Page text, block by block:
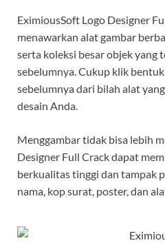
EximiousSoft Logo Designer
menawarkan alat gambar
serta koleksi besar objek yang
sebelumnya. Cukup klik
sebelumnya dari bilah alat
desain Anda.
Menggambar tidak bisa lebih
Designer Full Crack dapat
berkualitas tinggi dan tampak
nama, kop surat, poster, dan